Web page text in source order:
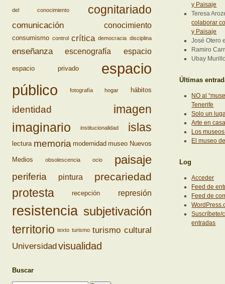
del conocimiento cognitariado
comunicación conocimiento
consumismo control crítica democracia disciplina
enseñanza escenografía espacio
espacio privado
espacio
público
fotografía hogar hábitos
identidad imagen
imaginario institucionalidad islas
lectura memoria modernidad museo Nuevos
Medios obsolescencia ocio paisaje
periferia pintura precariedad
protesta recepción represión
resistencia subjetivación
territorio texto turismo turismo cultural
Universidadvisualidad
Buscar
y Paisaje
Teresa
colaborar
y Paisaje
José Otero
Ramiro
Ubay
Últimas
NO al
Tenerife
Solo un
Arte en
Los
El museo
Log
Acceder
Feed de
Feed de
Suscríbete/
entradas